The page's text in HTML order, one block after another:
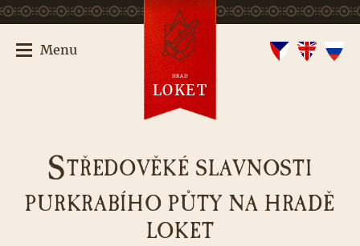
STŘEDOVĚKÉ SLAVNOSTI
PURKRABÍHO PŮTY NA HRADĚ
LOKET
Menu
HRAD
LOKET